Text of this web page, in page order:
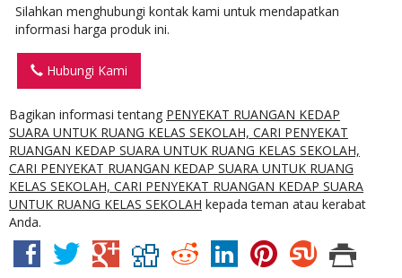
Silahkan menghubungi kontak kami untuk mendapatkan
informasi harga produk ini.
Hubungi Kami
Bagikan informasi tentang PENYEKAT RUANGAN KEDAP
SUARA UNTUK RUANG KELAS SEKOLAH, CARI PENYEKAT
RUANGAN KEDAP SUARA UNTUK RUANG KELAS SEKOLAH,
CARI PENYEKAT RUANGAN KEDAP SUARA UNTUK RUANG
KELAS SEKOLAH, CARI PENYEKAT RUANGAN KEDAP SUARA
UNTUK RUANG KELAS SEKOLAH kepada teman atau kerabat
Anda.